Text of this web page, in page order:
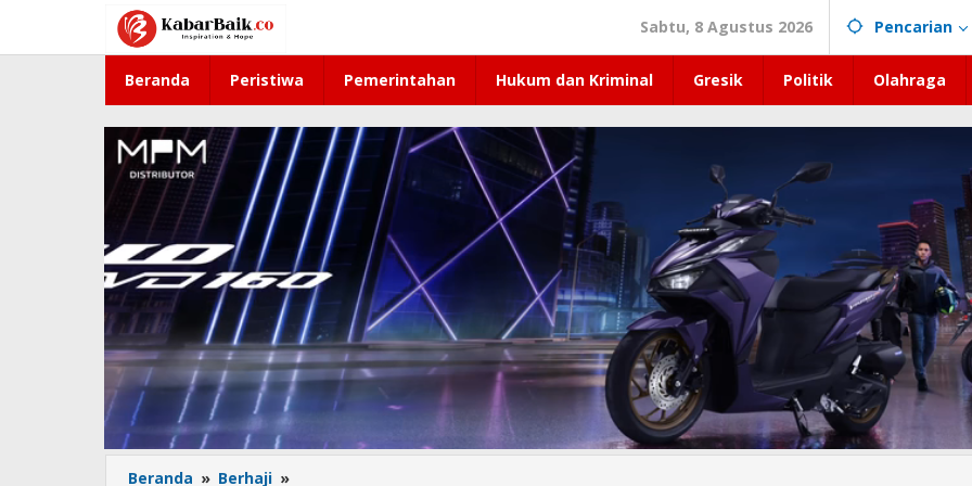
konten
Sabtu, 8 Agustus 2026 Pencarian
Beranda Peristiwa Pemerintahan Hukum dan Kriminal Gresik Politik Olahraga
Beranda » Berhaji »